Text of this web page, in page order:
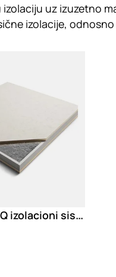
uz izuzetno
izolacije,
Turvac Deck-VQ izolacioni sistem